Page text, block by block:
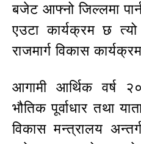
बजेट आफ्नो जिल्लमा
एउटा कार्यक्रम छ
राजमार्ग विकास
आगामी आर्थिक वर्ष
भौतिक पूर्वाधार तथा
विकास मन्त्रालय